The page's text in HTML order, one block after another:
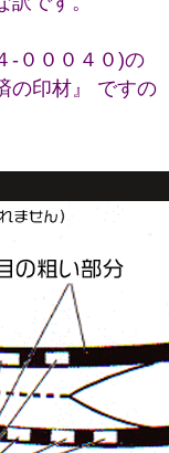
-０００４０)の
の印材』 ですの